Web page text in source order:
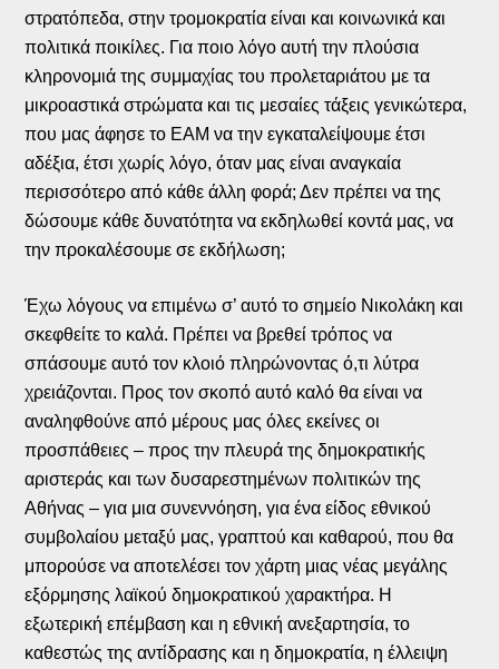
στρατόπεδα, στην τρομοκρατία είναι και κοινωνικά και
πολιτικά ποικίλες. Για ποιο λόγο αυτή την πλούσια
κληρονομιά της συμμαχίας του προλεταριάτου με τα
μικροαστικά στρώματα και τις μεσαίες τάξεις γενικώτερα,
που μας άφησε το ΕΑΜ να την εγκαταλείψουμε έτσι
αδέξια, έτσι χωρίς λόγο, όταν μας είναι αναγκαία
περισσότερο από κάθε άλλη φορά; Δεν πρέπει να της
δώσουμε κάθε δυνατότητα να εκδηλωθεί κοντά μας, να
την προκαλέσουμε σε εκδήλωση;
Έχω λόγους να επιμένω σ’ αυτό το σημείο Νικολάκη και
σκεφθείτε το καλά. Πρέπει να βρεθεί τρόπος να
σπάσουμε αυτό τον κλοιό πληρώνοντας ό,τι λύτρα
χρειάζονται. Προς τον σκοπό αυτό καλό θα είναι να
αναληφθούνε από μέρους μας όλες εκείνες οι
προσπάθειες – προς την πλευρά της δημοκρατικής
αριστεράς και των δυσαρεστημένων πολιτικών της
Αθήνας – για μια συνεννόηση, για ένα είδος εθνικού
συμβολαίου μεταξύ μας, γραπτού και καθαρού, που θα
μπορούσε να αποτελέσει τον χάρτη μιας νέας μεγάλης
εξόρμησης λαϊκού δημοκρατικού χαρακτήρα. Η
εξωτερική επέμβαση και η εθνική ανεξαρτησία, το
καθεστώς της αντίδρασης και η δημοκρατία, η έλλειψη